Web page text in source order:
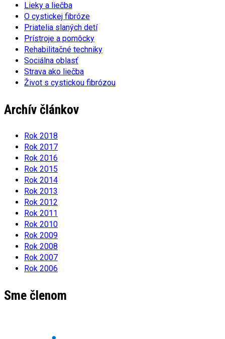
Lieky a liečba
O cystickej fibróze
Priatelia slaných detí
Prístroje a pomôcky
Rehabilitačné techniky
Sociálna oblasť
Strava ako liečba
Život s cystickou fibrózou
Archív článkov
Rok 2018
Rok 2017
Rok 2016
Rok 2015
Rok 2014
Rok 2013
Rok 2012
Rok 2011
Rok 2010
Rok 2009
Rok 2008
Rok 2007
Rok 2006
Sme členom